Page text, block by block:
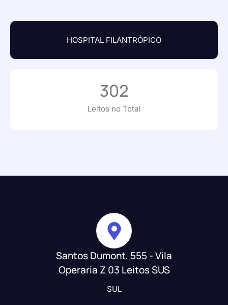
HOSPITAL FILANTRÓPICO
Leitos no Total
302
Santos Dumont, 555 - Vila
Operaria Z 03 Leitos SUS
SUL